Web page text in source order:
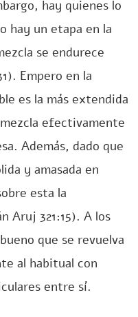
hay quienes lo
hay un etapa en la
se endurece
Empero en la
es la más extendida
efectivamente
Además, dado que
y amasada en
esta la
Aruj 321:15). A los
que se revuelva
al habitual con
entre sí.